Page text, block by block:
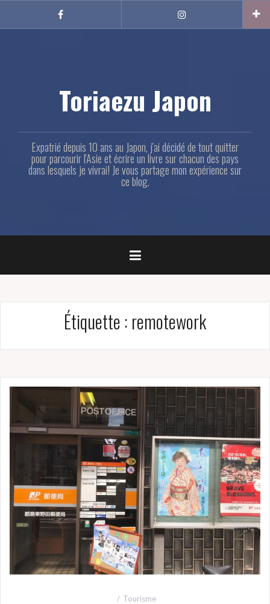
Facebook
Toriaezu Japon
Expatrié depuis 10 ans au Japon, j'ai décidé de tout quitter
pour parcourir l'Asie et écrire un livre sur chacun des pays
dans lesquels je vivrai! Je vous partage mon expérience sur
ce blog.
Étiquette : remotework
Tourisme